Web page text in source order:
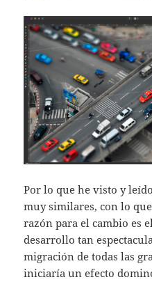
Por lo que he visto y
muy similares, con lo
razón para el cambio es
desarrollo tan
migración de todas las
iniciaría un efecto